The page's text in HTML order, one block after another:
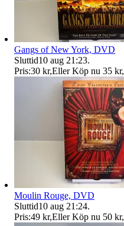
Gangs of New York, DVD
Sluttid10 aug 21:23.
Pris:30 kr,Eller Köp nu 35 kr,
Moulin Rouge, DVD
Sluttid10 aug 21:24.
Pris:49 kr,Eller Köp nu 50 kr,